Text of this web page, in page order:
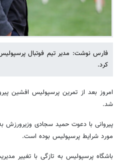
فارس نوشت: مدیر تیم فوتبال
کرد.
امروز بعد از تمرین پرسپولیس افشین
شد.
پیروانی با دعوت حمید سجادی وزیرورزش
مورد شرایط پرسپولیس بوده است.
باشگاه پرسپولیس به تازگی‌ با تغییر